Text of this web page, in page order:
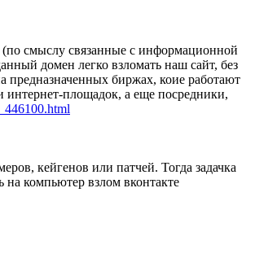
(по смыслу связанные с информационной
домен легко взломать наш сайт, без
предназначенных биржах, коие работают
площадок, а еще посредники,
кейгенов или патчей. Тогда задачка
на компьютер взлом вконтакте